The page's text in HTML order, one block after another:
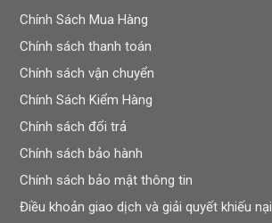
Chính Sách Mua Hàng
Chính sách thanh toán
Chính sách vận chuyển
Chính Sách Kiểm Hàng
Chính sách đổi trả
Chính sách bảo hành
Chính sách bảo mật thông tin
Điều khoản giao dịch và giải quyết khiếu nại